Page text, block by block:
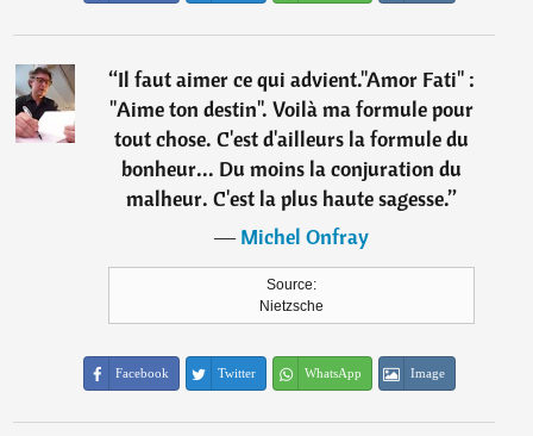
“Il faut aimer ce qui advient."Amor Fati" :
"Aime ton destin". Voilà ma formule pour
tout chose. C'est d'ailleurs la formule du
bonheur... Du moins la conjuration du
malheur. C'est la plus haute sagesse.”
―Michel Onfray
Source:
Nietzsche
Facebook Twitter WhatsApp Image